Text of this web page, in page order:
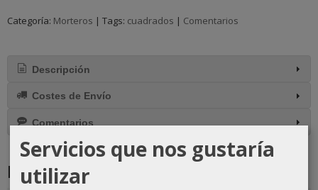
Categoría: Morteros | Tags: cuadrados | Comentarios
Descripción
Costes de Envío
Comentarios
Productos Relacionados
Servicios que nos gustaría
utilizar